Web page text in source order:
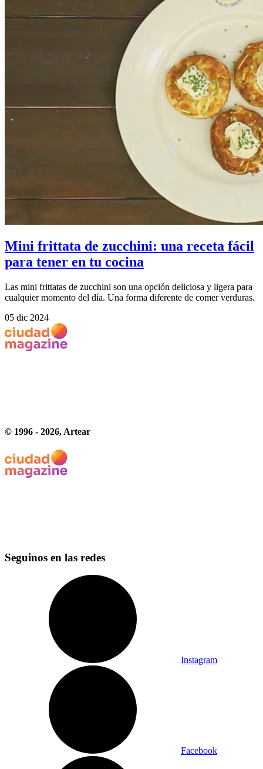
Mini frittata de zucchini: una receta fácil
para tener en tu cocina
Las mini frittatas de zucchini son una opción deliciosa y ligera para
cualquier momento del día. Una forma diferente de comer verduras.
05 dic 2024
© 1996 - 2026, Artear
Seguinos en las redes
Instagram
Facebook